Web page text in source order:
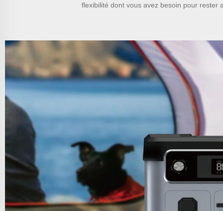
flexibilité dont vous avez besoin pour rester